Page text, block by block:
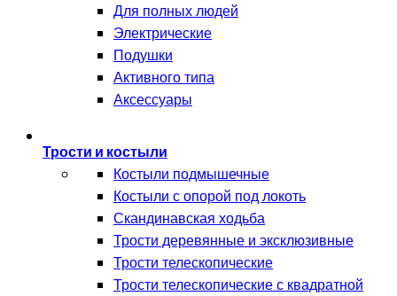
Для полных людей
Электрические
Подушки
Активного типа
Аксессуары
Трости и костыли
Костыли подмышечные
Костыли с опорой под локоть
Скандинавская ходьба
Трости деревянные и эксклюзивные
Трости телескопические
Трости телескопические с квадратной